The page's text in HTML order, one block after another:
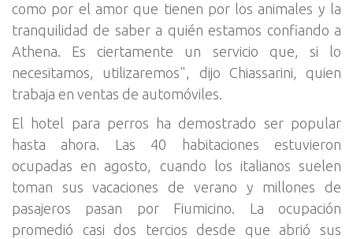
como por el amor que tienen por los animales y la
tranquilidad de saber a quién estamos confiando a
Athena. Es ciertamente un servicio que, si lo
necesitamos, utilizaremos", dijo Chiassarini, quien
trabaja en ventas de automóviles.
El hotel para perros ha demostrado ser popular
hasta ahora. Las 40 habitaciones estuvieron
ocupadas en agosto, cuando los italianos suelen
toman sus vacaciones de verano y millones de
pasajeros pasan por Fiumicino. La ocupación
promedió casi dos tercios desde que abrió sus